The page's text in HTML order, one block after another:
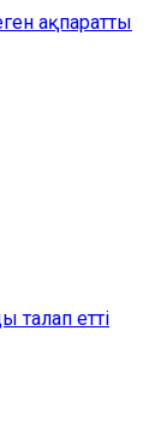
ақпаратты
талап етті